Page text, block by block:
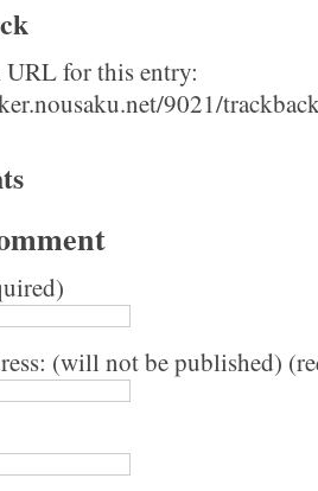
URL for this entry:
9021/
(will not be published)